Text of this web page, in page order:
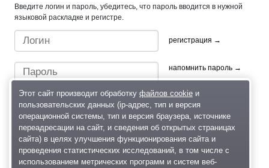
Введите логин и пароль, убедитесь, что пароль вводится в нужной
языковой раскладке и регистре.
регистрация →
напомнить пароль →
Быстрый вход/регистрация, используя профиль в:
Этот сайт производит обработку файлов cookieи
пользовательских данных (ip-адрес, тип и версия
операционной системы, тип и версия браузера, источнике
переадресации на сайт, и сведения об открытых страницах
сайта) в целях улучшения функционирования сайта и
проведения статистических исследований, в том числе с
использованием метрических программ и систем веб-